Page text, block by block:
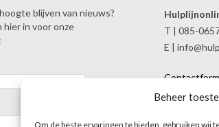
Beheer
Om de beste ervaringen te bieden, gebruiken wij
blijven van nieuws?
hier in voor onze
T | 085-
E |
Over